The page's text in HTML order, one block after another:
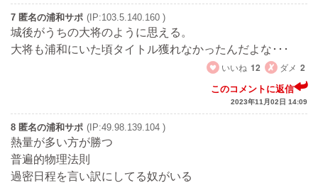
7 匿名の浦和サポ (IP:103.5.140.160 )
城後がうちの大将のように思える。
大将も浦和にいた頃タイトル獲れなかったんだよな･･･
いいね 12 ダメ 2
このコメントに返信
2023年11月02日 14:09
8 匿名の浦和サポ (IP:49.98.139.104 )
熱量が多い方が勝つ
普遍的物理法則
過密日程を言い訳にしてる奴がいる